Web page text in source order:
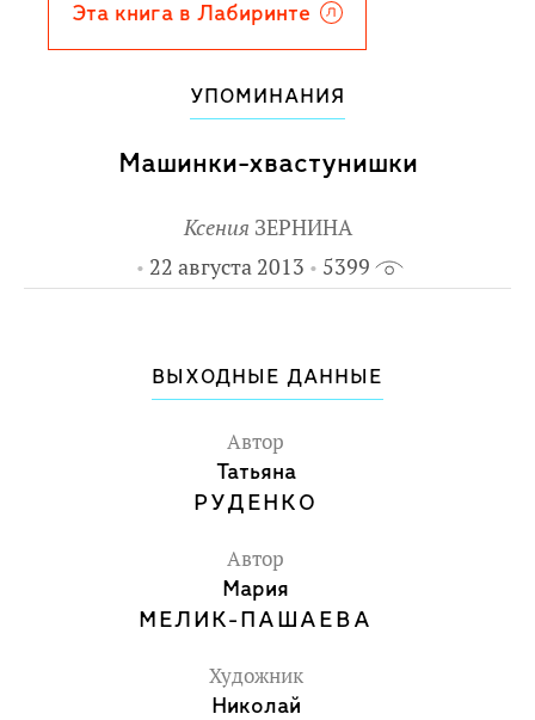
Эта книга в Лабиринте
УПОМИНАНИЯ
Машинки-хвастунишки
Ксения ЗЕРНИНА
22 августа 2013
5399
ВЫХОДНЫЕ ДАННЫЕ
Автор
Татьяна
РУДЕНКО
Автор
Мария
МЕЛИК-ПАШАЕВА
Художник
Николай